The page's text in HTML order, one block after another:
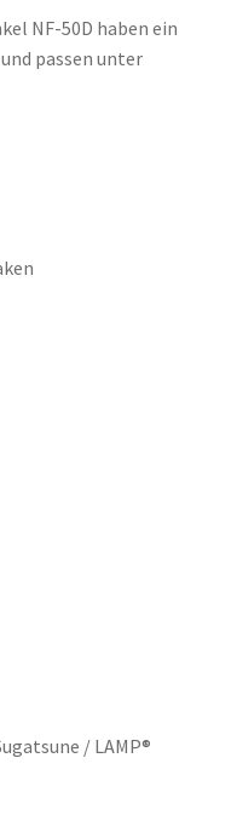
NF-50D haben ein
passen unter
/ LAMP®